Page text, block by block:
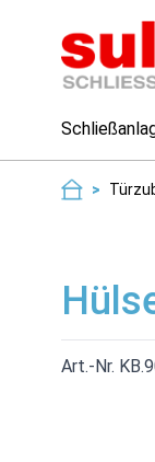
>
Art.-Nr.